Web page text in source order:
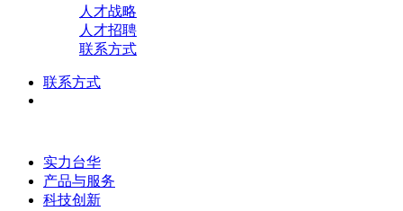
人才战略
人才招聘
联系方式
联系方式
实力台华
产品与服务
科技创新